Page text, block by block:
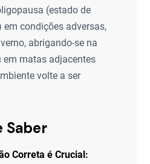
(estado de
em condições adversas,
abrigando-se na
em matas adjacentes
volte a ser
Saber
Correta é Crucial: